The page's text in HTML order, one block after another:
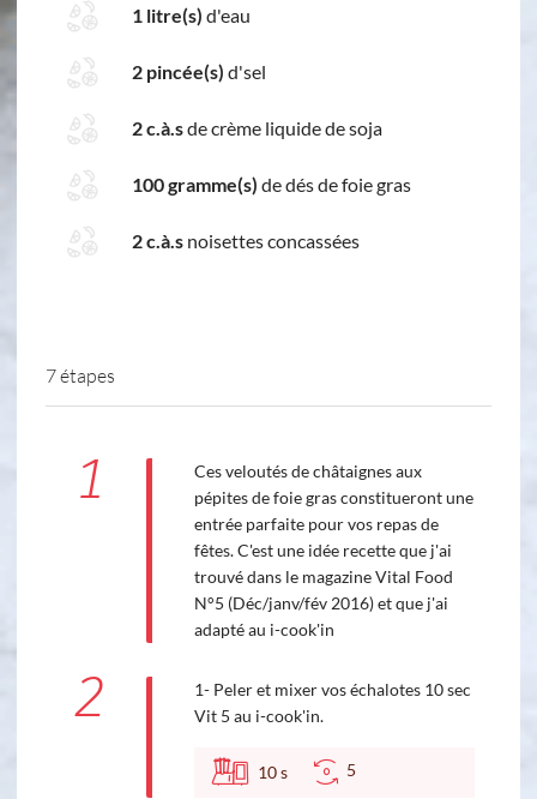
1 litre(s) d'eau
2 pincée(s) d'sel
2 c.à.sde crème liquide de soja
100 gramme(s) de dés de foie gras
2 c.à.s noisettes concassées
7 étapes
1
Ces veloutés de châtaignes aux
pépites de foie gras constitueront une
entrée parfaite pour vos repas de
fêtes. C'est une idée recette que j'ai
trouvé dans le magazine Vital Food
N°5 (Déc/janv/fév 2016) et que j'ai
adapté au i-cook'in
2
1- Peler et mixer vos échalotes 10 sec
Vit 5 au i-cook'in.
10s 5